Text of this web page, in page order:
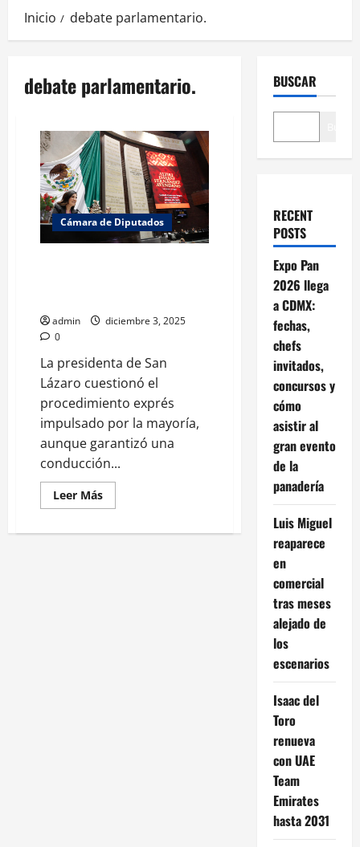
Inicio debate parlamentario.
debate parlamentario.
Cámara de Diputados
admin
diciembre 3, 2025
0
La presidenta de San
Lázaro cuestionó el
procedimiento exprés
impulsado por la mayoría,
aunque garantizó una
conducción...
Leer MásLeer
más
Kenia
BUSCAR
RECENT
POSTS
Expo Pan
2026 llega
a CDMX:
fechas,
chefs
invitados,
concursos y
cómo
asistir al
gran evento
de la
panadería
Luis Miguel
reaparece
en
comercial
tras meses
alejado de
los
escenarios
Isaac del
Toro
renueva
con UAE
Team
Emirates
hasta 2031